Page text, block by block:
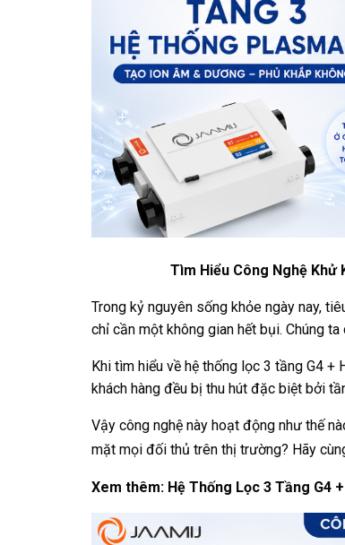
Tìm Hiểu Công Nghệ Khử
Trong kỷ nguyên sống khỏe ngày nay,
chỉ cần một không gian hết bụi. Chúng
Khi tìm hiểu về hệ thống lọc 3 tầng G4
khách hàng đều bị thu hút đặc biệt bởi
Vậy công nghệ này hoạt động như thế
mặt mọi đối thủ trên thị trường? Hãy
Xem thêm: Hệ Thống Lọc 3 Tầng G4